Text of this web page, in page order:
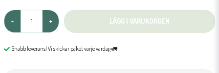
- + LÄGG I VARUKORGEN
Snabb leverans! Vi skickar paket varje vardag 🚛